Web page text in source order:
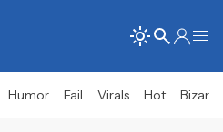
Humor Fail Virals Hot Bizar